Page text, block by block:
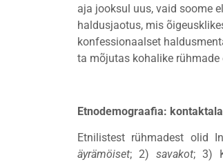
aja jooksul uus, vaid soome
haldusjaotus, mis
konfessionaalset
ta mõjutas kohalike rühmade
Etnodemograafia:
Etnilistest rühmadest olid
äyrämöiset; 2)savakot; 3)